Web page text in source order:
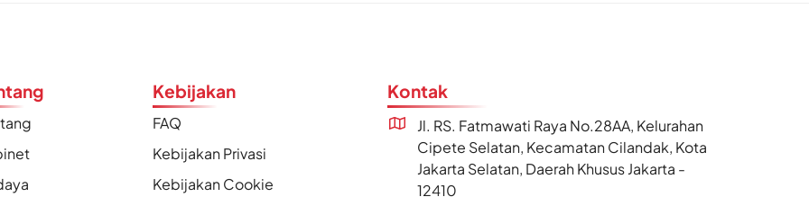
Kebijakan
FAQ
Kebijakan Privasi
Kebijakan Cookie
Kontak
Jl. RS. Fatmawati Raya No.28AA, Kelurahan
Cipete Selatan, Kecamatan Cilandak, Kota
Jakarta Selatan, Daerah Khusus Jakarta -
12410